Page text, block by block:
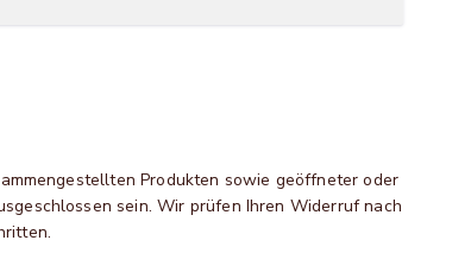
Produkten sowie geöffneter oder
sein. Wir prüfen Ihren Widerruf nach